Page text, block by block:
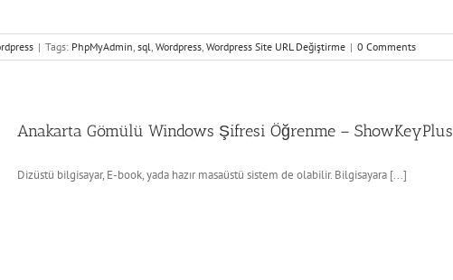
| Tags: PhpMyAdmin, sql, Wordpress, Wordpress Site URL Değiştirme | 0 Comments
Anakarta Gömülü Windows Şifresi Öğrenme – ShowKeyPlus
Dizüstü bilgisayar, E-book, yada hazır masaüstü sistem de olabilir. Bilgisayara [...]